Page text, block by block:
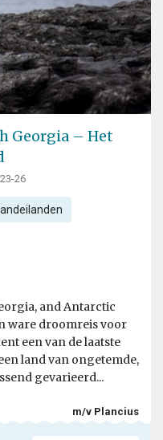
Georgia – Het
26
and Antarctic
ware droomreis voor
een van de laatste
land van ongetemde,
gevarieerd...
m/v Plancius